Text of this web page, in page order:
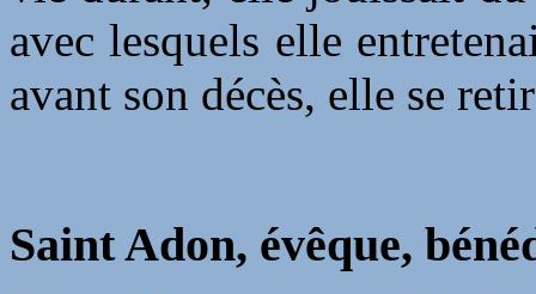
avec lesquels elle
avant son décès, elle se
Saint Adon, évêque,